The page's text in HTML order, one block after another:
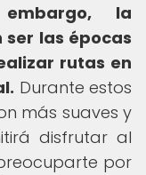
la
las épocas
rutas en
Durante estos
más suaves y
disfrutar al
por